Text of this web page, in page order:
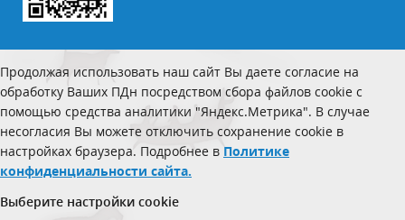
Продолжая использовать наш сайт Вы даете согласие на
обработку Ваших ПДн посредством сбора файлов cookie с
помощью средства аналитики "Яндекс.Метрика". В случае
несогласия Вы можете отключить сохранение cookie в
настройках браузера. Подробнее в Политике
конфиденциальности сайта.
Выберите настройки cookie